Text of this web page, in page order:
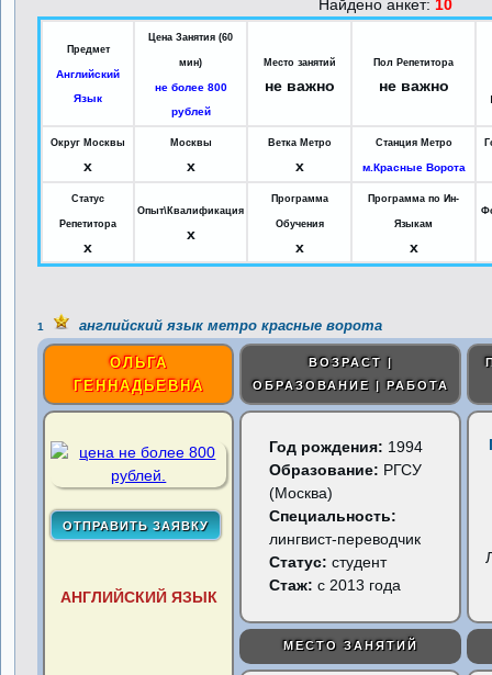
Найдено анкет: 10
Предмет
Английский
Язык
Цена Занятия (60
мин)
не более 800
рублей
Место занятий
не важно
Пол Репетитора
не важно
Округ Москвы
x
Москвы
x
Ветка Метро
x
Станция Метро
м.Красные Ворота
Статус
Репетитора
x
Опыт\Квалификация
x
Программа
Обучения
x
Программа по Ин-
Языкам
x
1 английский язык метро красные ворота
ОЛЬГА
ГЕННАДЬЕВНА
ВОЗРАСТ |
ОБРАЗОВАНИЕ | РАБОТА
АНГЛИЙСКИЙ ЯЗЫК
Год рождения: 1994
Образование: РГСУ
(Москва)
Специальность:
лингвист-переводчик
Статус:студент
Стаж: с 2013 года
МЕСТО ЗАНЯТИЙ